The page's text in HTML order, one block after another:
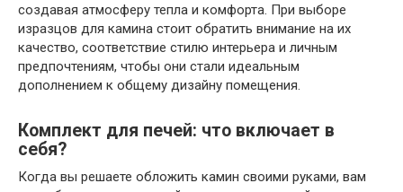
создавая атмосферу тепла и комфорта. При выборе
изразцов для камина стоит обратить внимание на их
качество, соответствие стилю интерьера и личным
предпочтениям, чтобы они стали идеальным
дополнением к общему дизайну помещения.
Комплект для печей: что включает в
себя?
Когда вы решаете обложить камин своими руками, вам